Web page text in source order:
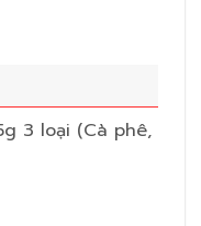
3 loại (Cà phê,